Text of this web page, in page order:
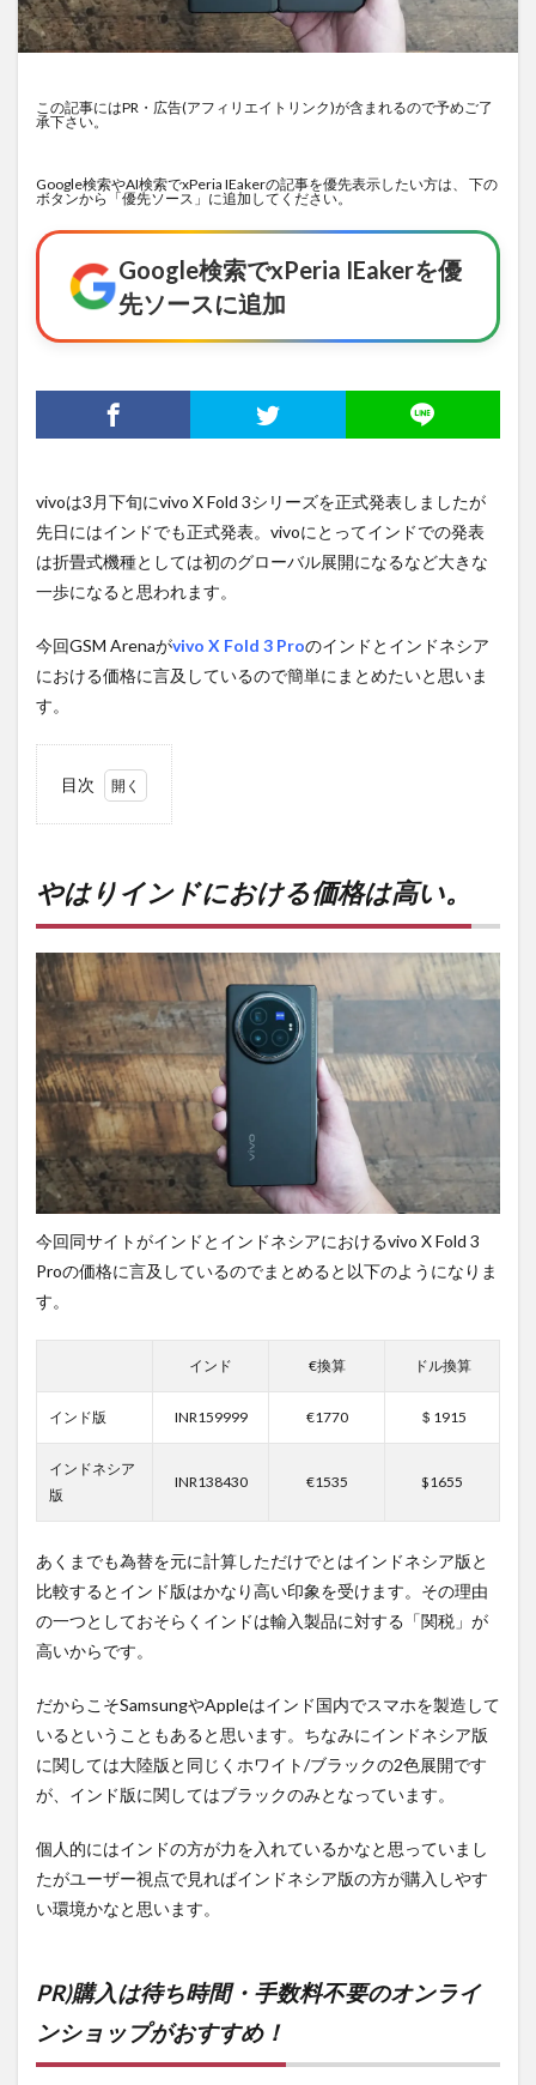
この記事にはPR・広告(アフィリエイトリンク)が含まれるので予めご了
承下さい。
Google検索やAI検索でxPeria IEakerの記事を優先表示したい方は、 下の
ボタンから「優先ソース」に追加してください。
Google検索でxPeria IEakerを優
先ソースに追加
vivoは3月下旬にvivo X Fold 3シリーズを正式発表しましたが
先日にはインドでも正式発表。vivoにとってインドでの発表
は折畳式機種としては初のグローバル展開になるなど大きな
一歩になると思われます。
今回GSM Arenaがvivo X Fold 3 Proのインドとインドネシア
における価格に言及しているので簡単にまとめたいと思いま
す。
目次
ンド
にお
ける
は高
い。
2
PR)
購入
は待
ち時
間・
手数
料不
要の
ライ
ンシ
プが
やはりインドにおける価格は高い。
今回同サイトがインドとインドネシアにおけるvivo X Fold 3
Proの価格に言及しているのでまとめると以下のようになりま
す。
インド €換算 ドル換算
インド版 INR159999 €1770 ＄1915
インドネシア
版
INR138430 €1535 $1655
あくまでも為替を元に計算しただけでとはインドネシア版と
比較するとインド版はかなり高い印象を受けます。その理由
の一つとしておそらくインドは輸入製品に対する「関税」が
高いからです。
だからこそSamsungやAppleはインド国内でスマホを製造して
いるということもあると思います。ちなみにインドネシア版
に関しては大陸版と同じくホワイト/ブラックの2色展開です
が、インド版に関してはブラックのみとなっています。
個人的にはインドの方が力を入れているかなと思っていまし
たがユーザー視点で見ればインドネシア版の方が購入しやす
い環境かなと思います。
PR)購入は待ち時間・手数料不要のオンライ
ンショップがおすすめ！